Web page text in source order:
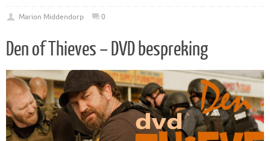
Marion Middendorp 0
Den of Thieves – DVD bespreking